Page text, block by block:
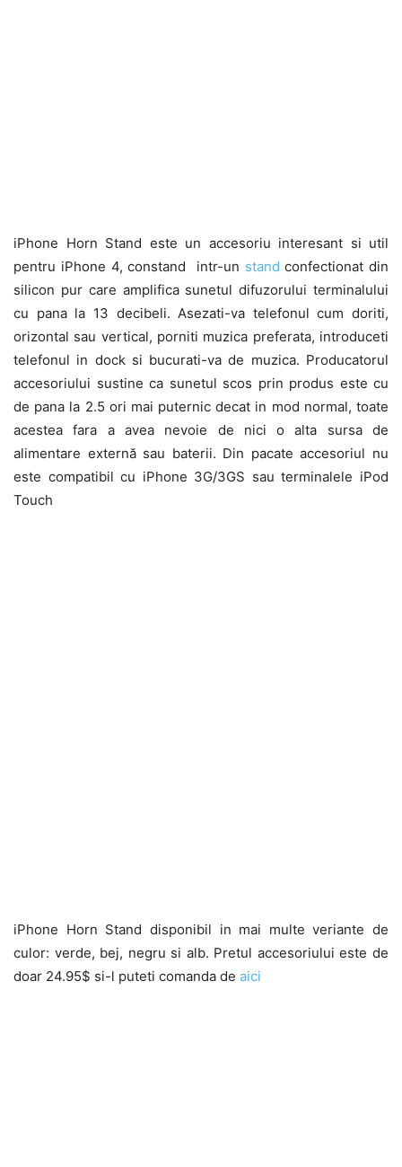
iPhone Horn Stand este un accesoriu interesant si util
pentru iPhone 4, constand intr-un stand confectionat din
silicon pur care amplifica sunetul difuzorului terminalului
cu pana la 13 decibeli. Asezati-va telefonul cum doriti,
orizontal sau vertical, porniti muzica preferata, introduceti
telefonul in dock si bucurati-va de muzica. Producatorul
accesoriului sustine ca sunetul scos prin produs este cu
de pana la 2.5 ori mai puternic decat in mod normal, toate
acestea fara a avea nevoie de nici o alta sursa de
alimentare externă sau baterii. Din pacate accesoriul nu
este compatibil cu iPhone 3G/3GS sau terminalele iPod
Touch
iPhone Horn Stand disponibil in mai multe veriante de
culor: verde, bej, negru si alb. Pretul accesoriului este de
doar 24.95$ si-l puteti comanda de aici